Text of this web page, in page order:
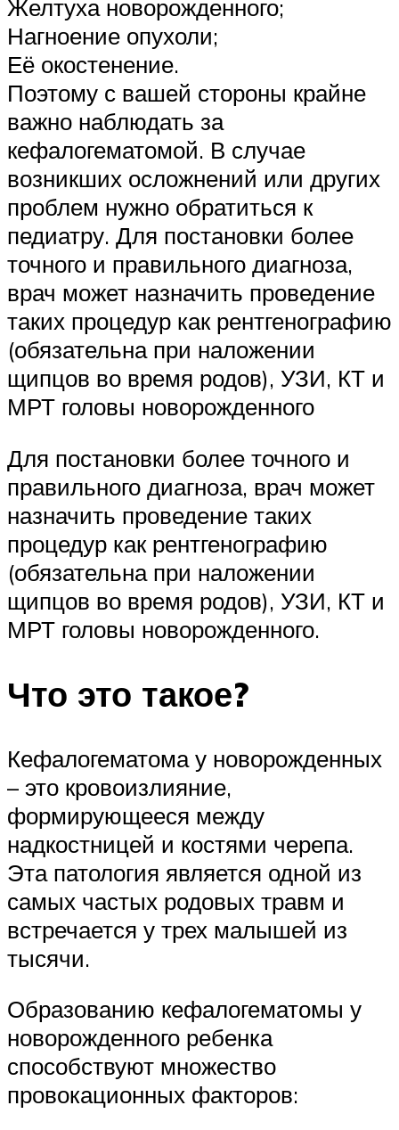
Желтуха новорожденного;
Нагноение опухоли;
Её окостенение.
Поэтому с вашей стороны крайне
важно наблюдать за
кефалогематомой. В случае
возникших осложнений или других
проблем нужно обратиться к
педиатру. Для постановки более
точного и правильного диагноза,
врач может назначить проведение
таких процедур как рентгенографию
(обязательна при наложении
щипцов во время родов), УЗИ, КТ и
МРТ головы новорожденного
Для постановки более точного и
правильного диагноза, врач может
назначить проведение таких
процедур как рентгенографию
(обязательна при наложении
щипцов во время родов), УЗИ, КТ и
МРТ головы новорожденного.
Что это такое?
Кефалогематома у новорожденных
– это кровоизлияние,
формирующееся между
надкостницей и костями черепа.
Эта патология является одной из
самых частых родовых травм и
встречается у трех малышей из
тысячи.
Образованию кефалогематомы у
новорожденного ребенка
способствуют множество
провокационных факторов: